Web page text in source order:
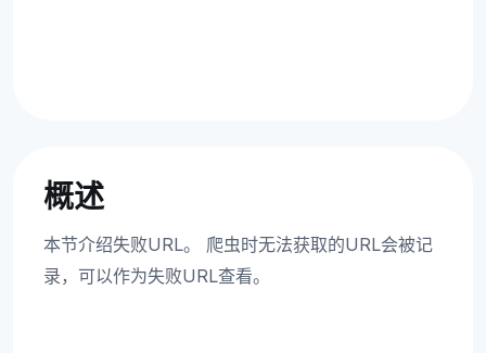
概述
本节介绍失败URL。 爬虫时无法获取的URL会被记
录，可以作为失败URL查看。